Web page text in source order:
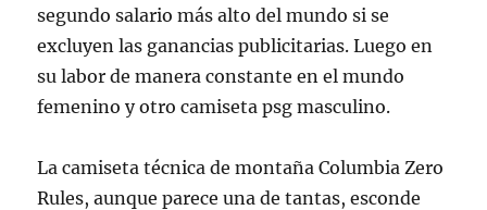
segundo salario más alto del mundo si se
excluyen las ganancias publicitarias. Luego en
su labor de manera constante en el mundo
femenino y otro camiseta psg masculino.
La camiseta técnica de montaña Columbia Zero
Rules, aunque parece una de tantas, esconde